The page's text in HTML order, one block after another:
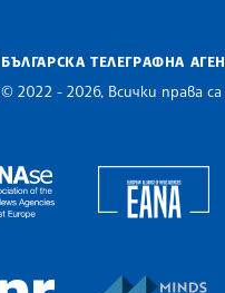
БЪЛГАРСКА ТЕЛЕГРАФНА
© 2022 - 2026, Всички права са
The Assocoation of the
European Newsroom